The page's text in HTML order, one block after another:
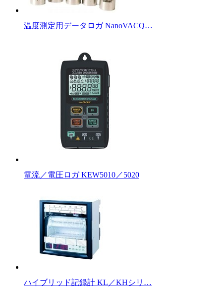
温度測定用データロガ NanoVACQ…
電流／電圧ロガ KEW5010／5020
ハイブリッド記録計 KL／KHシリ…